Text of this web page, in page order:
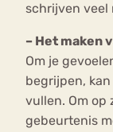
schrijven veel
– Het maken
Om je
begrijpen,
vullen. Om op
gebeurtenis